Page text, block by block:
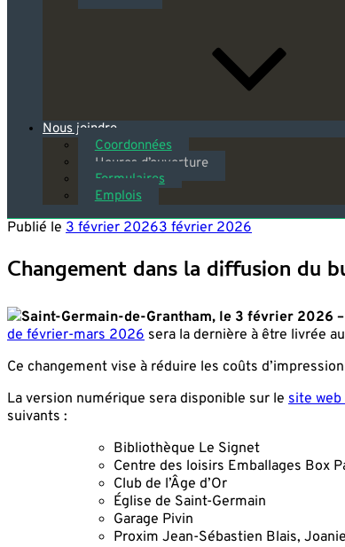
Nous joindre
Coordonnées
Heures d’ouverture
Formulaires
Emplois
Publié le 3 février 20263 février 2026
Changement dans la diffusion du
Saint-Germain-de-Grantham, le 3 février 2026 –
de février-mars 2026 sera la dernière à être livrée
Ce changement vise à réduire les coûts
La version numérique sera disponible sur le site
suivants :
Bibliothèque Le Signet
Centre des loisirs Emballages Box
Club de l’Âge d’Or
Église de Saint-Germain
Garage Pivin
Proxim Jean-Sébastien Blais,